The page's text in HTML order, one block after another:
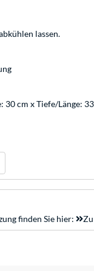
lassen.
30 cm x Tiefe/Länge:
finden Sie hier: